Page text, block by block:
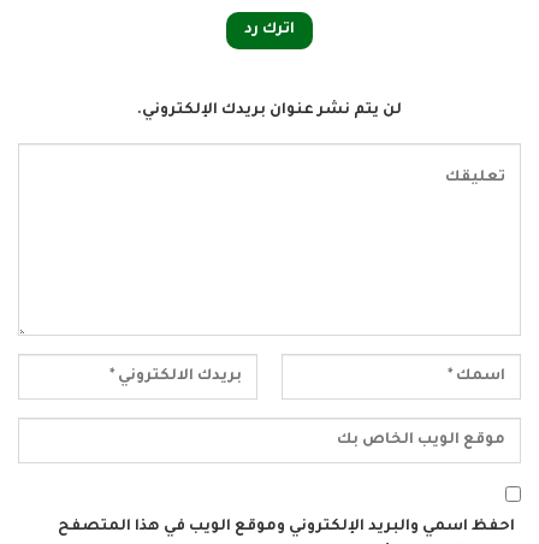
اترك رد
لن يتم نشر عنوان بريدك الإلكتروني.
احفظ اسمي والبريد الإلكتروني وموقع الويب في هذا المتصفح